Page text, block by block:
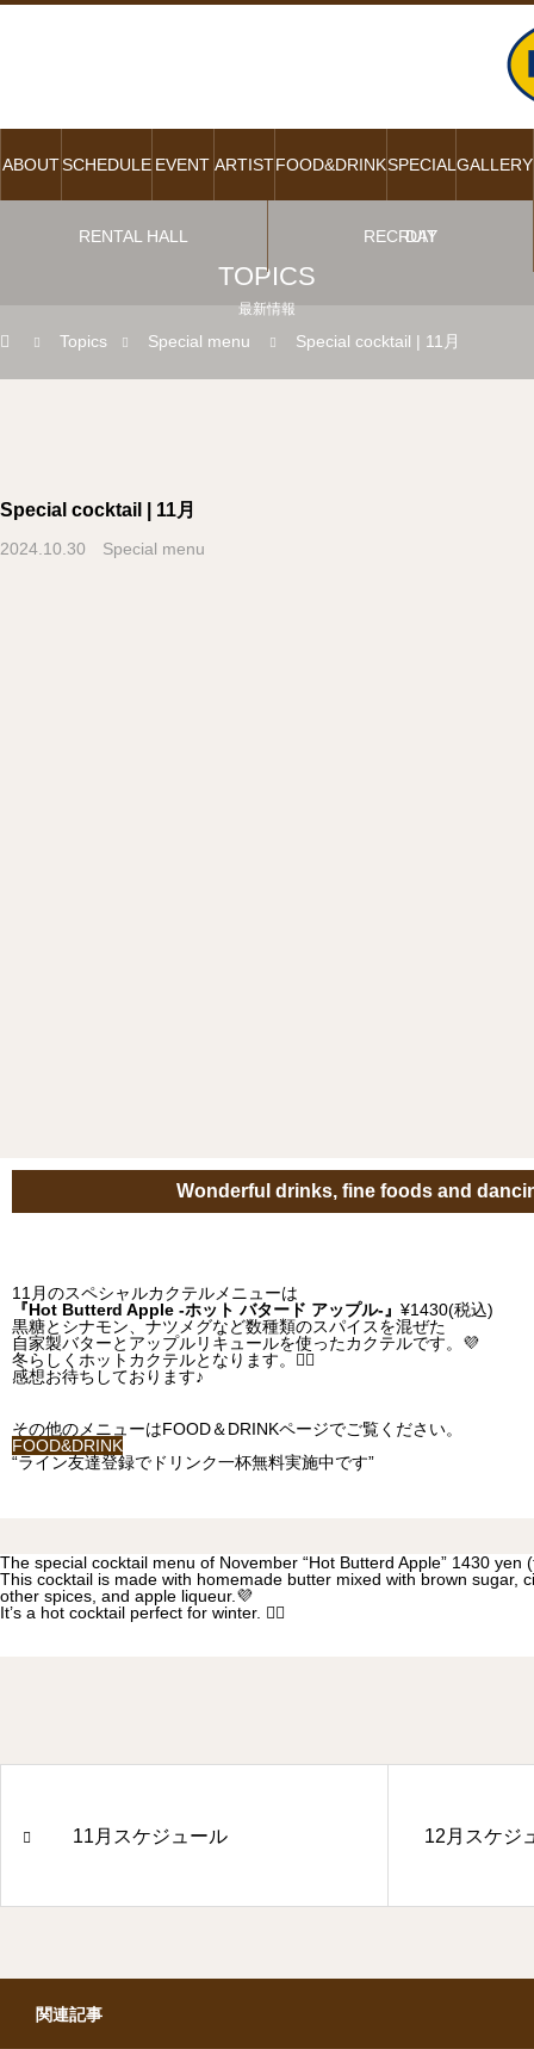
ABOUTSCHEDULE EVENT ARTISTFOOD&DRINKSPECIAL
DAY
GALLERY
RENTAL HALL RECRUIT
TOPICS
最新情報
Topics Special menu Special cocktail | 11月
Special cocktail | 11月
2024.10.30 Special menu
Wonderful drinks, fine foods and
11月のスペシャルカクテルメニューは
『Hot Butterd Apple -ホット バタード アップル-』 ¥1430(税込)
黒糖とシナモン、ナツメグなど数種類のスパイスを混ぜた
自家製バターとアップルリキュールを使ったカクテルです。💜
冬らしくホットカクテルとなります。✊🏻
感想お待ちしております♪
その他のメニューはFOOD＆DRINKページでご覧ください。
FOOD&DRINK
“ライン友達登録でドリンク一杯無料実施中です”
The special cocktail menu of November “Hot Butterd Apple” 1430 yen
This cocktail is made with homemade butter mixed with brown sugar,
other spices, and apple liqueur.💜
It’s a hot cocktail perfect for winter. ✊🏻
11月スケジュール 12月スケジ
関連記事